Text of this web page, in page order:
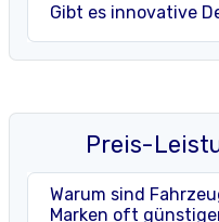
Gibt es innovative
Preis-
Warum sind
Marken oft